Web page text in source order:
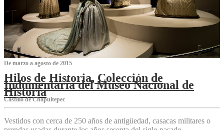
De marzo a agosto de 2015
Hilos de Historia, Colección de
Indumentaria del Museo Nacional de
Historia
Castillo de Chapultepec
Vestidos con cerca de 250 años de antigüedad, casacas militares o